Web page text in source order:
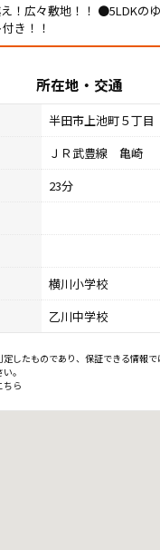
！広々敷地！！ ●5LDKの
き！！
所在地・交通
半田市上池町５丁目
ＪＲ武豊線 亀崎
23分
横川小学校
乙川中学校
したものであり、保証できる情報
。
ちら